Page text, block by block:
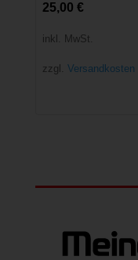
25,00 €
inkl. MwSt.
zzgl. Versandkosten